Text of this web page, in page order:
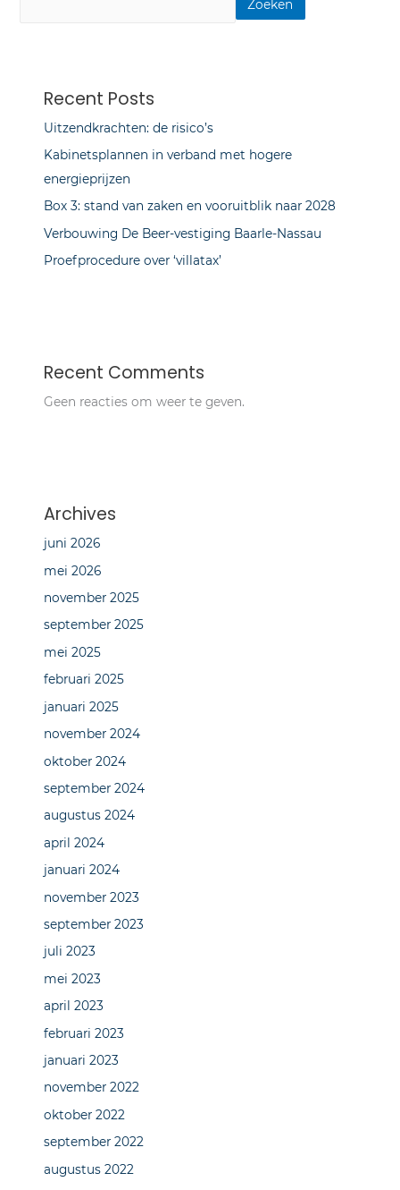
Zoeken
Recent Posts
Uitzendkrachten: de risico’s
Kabinetsplannen in verband met hogere
energieprijzen
Box 3: stand van zaken en vooruitblik naar 2028
Verbouwing De Beer-vestiging Baarle-Nassau
Proefprocedure over ‘villatax’
Recent Comments
Geen reacties om weer te geven.
Archives
juni 2026
mei 2026
november 2025
september 2025
mei 2025
februari 2025
januari 2025
november 2024
oktober 2024
september 2024
augustus 2024
april 2024
januari 2024
november 2023
september 2023
juli 2023
mei 2023
april 2023
februari 2023
januari 2023
november 2022
oktober 2022
september 2022
augustus 2022